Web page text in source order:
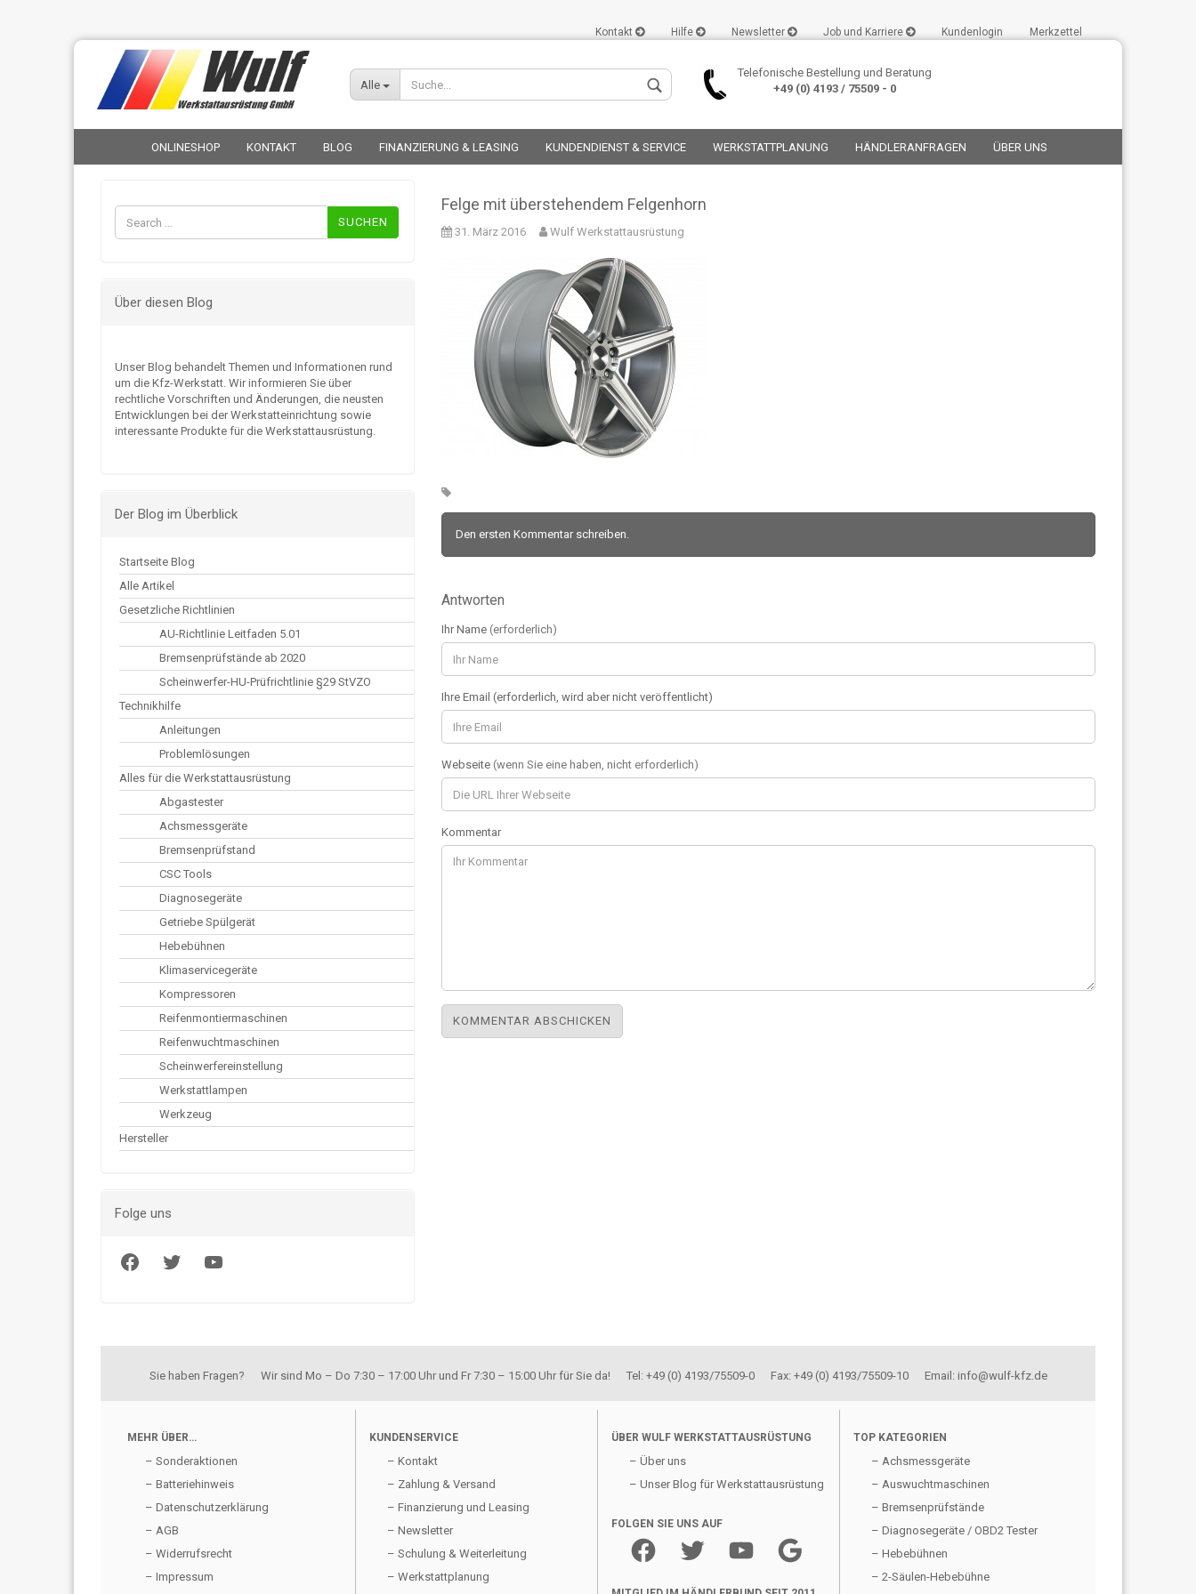
Kontakt Hilfe Newsletter Job und Karriere Kundenlogin Merkzettel
Alle
Telefonische Bestellung und Beratung
+49 (0) 4193 / 75509 - 0
ONLINESHOP KONTAKT BLOG FINANZIERUNG & LEASING KUNDENDIENST & SERVICE WERKSTATTPLANUNG HÄNDLERANFRAGEN ÜBER UNS
Suchen
nach:
Über diesen Blog
Unser Blog behandelt Themen und Informationen rund
um die Kfz-Werkstatt. Wir informieren Sie über
rechtliche Vorschriften und Änderungen, die neusten
Entwicklungen bei der Werkstatteinrichtung sowie
interessante Produkte für die Werkstattausrüstung.
Der Blog im Überblick
Startseite Blog
Alle Artikel
Gesetzliche Richtlinien
AU-Richtlinie Leitfaden 5.01
Bremsenprüfstände ab 2020
Scheinwerfer-HU-Prüfrichtlinie §29 StVZO
Technikhilfe
Anleitungen
Problemlösungen
Alles für die Werkstattausrüstung
Abgastester
Achsmessgeräte
Bremsenprüfstand
CSC Tools
Diagnosegeräte
Getriebe Spülgerät
Hebebühnen
Klimaservicegeräte
Kompressoren
Reifenmontiermaschinen
Reifenwuchtmaschinen
Scheinwerfereinstellung
Werkstattlampen
Werkzeug
Hersteller
Folge uns
FacebookTwitter YouTube
Felge mit überstehendem Felgenhorn
31. März 2016 Wulf Werkstattausrüstung
Den ersten Kommentar schreiben.
Antworten
Ihr Name (erforderlich)
Ihre Email (erforderlich, wird aber nicht veröffentlicht)
Webseite (wenn Sie eine haben, nicht erforderlich)
Kommentar
Sie haben Fragen? Wir sind Mo – Do 7:30 – 17:00 Uhr und Fr 7:30 – 15:00 Uhr für Sie da! Tel: +49 (0) 4193/75509-0 Fax: +49 (0) 4193/75509-10 Email: info@wulf-kfz.de
MEHR ÜBER…
– Sonderaktionen
– Batteriehinweis
– Datenschutzerklärung
– AGB
– Widerrufsrecht
– Impressum
KUNDENSERVICE
– Kontakt
– Zahlung & Versand
– Finanzierung und Leasing
– Newsletter
– Schulung & Weiterleitung
– Werkstattplanung
ÜBER WULF WERKSTATTAUSRÜSTUNG
– Über uns
– Unser Blog für Werkstattausrüstung
FOLGEN SIE UNS AUF
Facebook Twitter YouTube Google
TOP KATEGORIEN
– Achsmessgeräte
– Auswuchtmaschinen
– Bremsenprüfstände
– Diagnosegeräte / OBD2 Tester
– Hebebühnen
– 2-Säulen-Hebebühne